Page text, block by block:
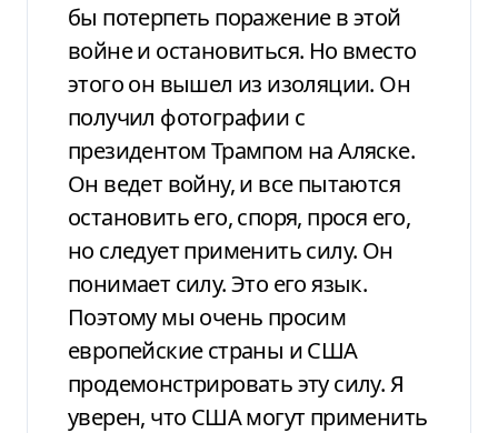
бы потерпеть поражение в этой
войне и остановиться. Но вместо
этого он вышел из изоляции. Он
получил фотографии с
президентом Трампом на Аляске.
Он ведет войну, и все пытаются
остановить его, споря, прося его,
но следует применить силу. Он
понимает силу. Это его язык.
Поэтому мы очень просим
европейские страны и США
продемонстрировать эту силу. Я
уверен, что США могут применить